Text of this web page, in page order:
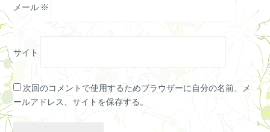
メール ※
サイト
次回のコメントで使用するためブラウザーに自分の名前、メ
ールアドレス、サイトを保存する。